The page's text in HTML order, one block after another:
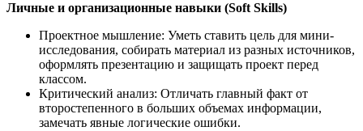
Личные и организационные навыки (Soft Skills)
Проектное мышление: Уметь ставить цель для мини-
исследования, собирать материал из разных источников,
оформлять презентацию и защищать проект перед
классом.
Критический анализ: Отличать главный факт от
второстепенного в больших объемах информации,
замечать явные логические ошибки.